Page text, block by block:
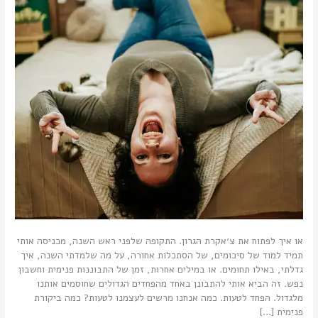
או איך לפתוח את צ׳אקרת הגרון. התקופה שלפני ראש השנה, מכניסה אותי
תמיד למוד של סיכומים, של הסתכלות אחורה, על מה שלמדתי השנה, איך
גדלתי, באילו תחומים. או במילים אחרות, זמן של התבוננות פנימית וחשבון
נפש. זה הביא אותי להתבונן באחד מהפחדים הגדולים שחוסמים אותנו
מלגדול. הפחד לטעות. כמה אנחנו מרשים לעצמנו לטעות? כמה ביקורת
פנימית […]